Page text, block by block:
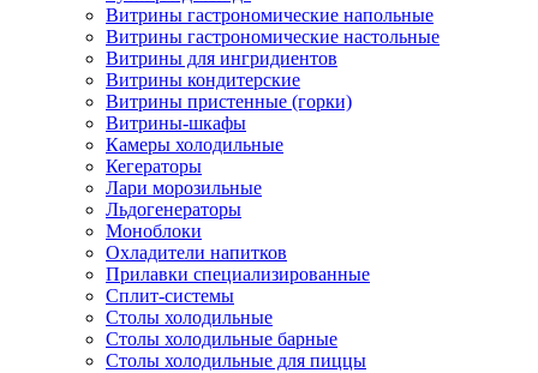
Витрины гастрономические напольные
Витрины гастрономические настольные
Витрины для ингридиентов
Витрины кондитерские
Витрины пристенные (горки)
Витрины-шкафы
Камеры холодильные
Кегераторы
Лари морозильные
Льдогенераторы
Моноблоки
Охладители напитков
Прилавки специализированные
Сплит-системы
Столы холодильные
Столы холодильные барные
Столы холодильные для пиццы